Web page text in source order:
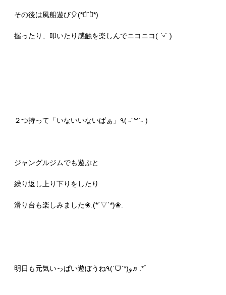
その後は風船遊び🎈(*ฅ́˘ฅ̀*)
握ったり、叩いたり感触を楽しんでニコニコ( ˊᵕˋ )
２つ持って「いないいないばぁ」٩( ˶´꒳​`˶ )
ジャングルジムでも遊ぶと
繰り返し上り下りをしたり
滑り台も楽しみました❀.(*´▽`*)❀.
明日も元気いっぱい遊ぼうね٩(ˊᗜˋ*)و♬.*ﾟ